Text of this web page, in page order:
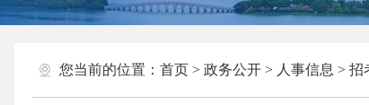
您当前的位置： 首页 > 政务公开 > 人事信息 > 招